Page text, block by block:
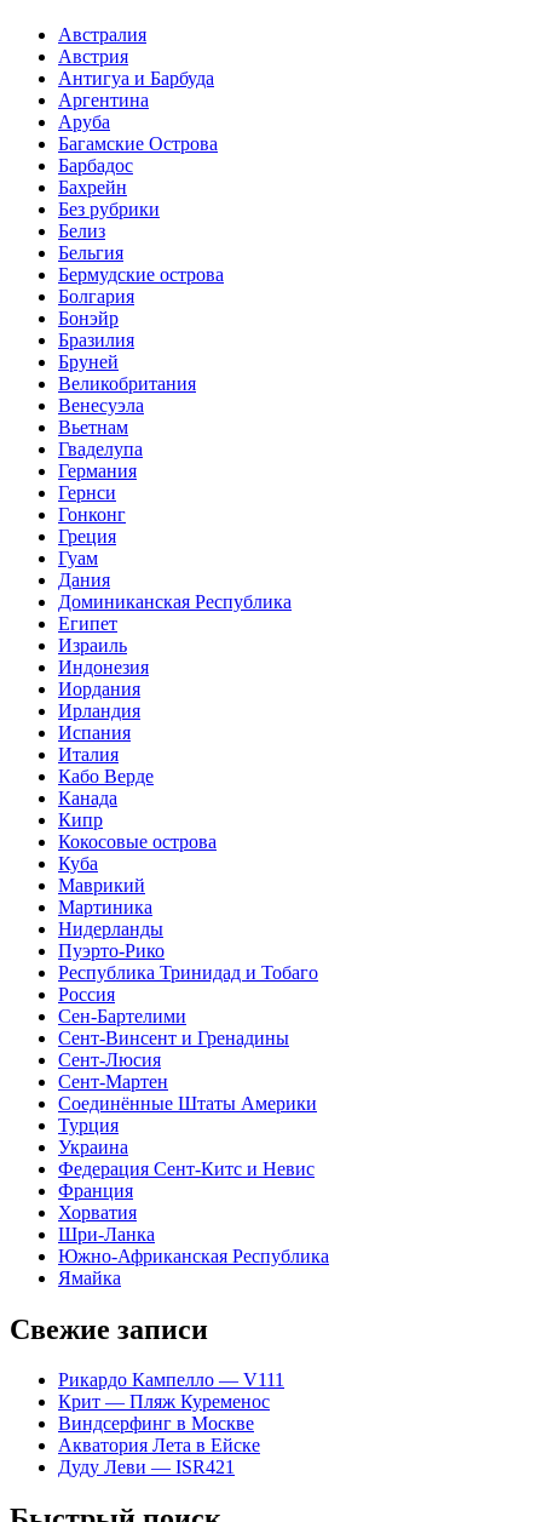
Австралия
Австрия
Антигуа и Барбуда
Аргентина
Аруба
Багамские Острова
Барбадос
Бахрейн
Без рубрики
Белиз
Бельгия
Бермудские острова
Болгария
Бонэйр
Бразилия
Бруней
Великобритания
Венесуэла
Вьетнам
Гваделупа
Германия
Гернси
Гонконг
Греция
Гуам
Дания
Доминиканская Республика
Египет
Израиль
Индонезия
Иордания
Ирландия
Испания
Италия
Кабо Верде
Канада
Кипр
Кокосовые острова
Куба
Маврикий
Мартиника
Нидерланды
Пуэрто-Рико
Республика Тринидад и Тобаго
Россия
Сен-Бартелими
Сент-Винсент и Гренадины
Сент-Люсия
Сент-Мартен
Соединённые Штаты Америки
Турция
Украина
Федерация Сент-Китс и Невис
Франция
Хорватия
Шри-Ланка
Южно-Африканская Республика
Ямайка
Свежие записи
Рикардо Кампелло — V111
Крит — Пляж Куременос
Виндсерфинг в Москве
Акватория Лета в Ейске
Дуду Леви — ISR421